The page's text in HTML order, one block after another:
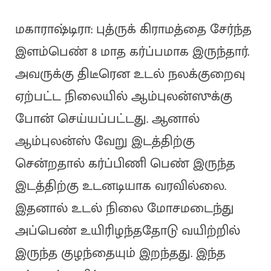
மகாராஷ்டிரா: புத்ருக் கிராமத்தை சேர்ந்த
இளம்பெண் 8 மாத கர்ப்பமாக இருந்தார்.
அவருக்கு திடீரென உடல் நலக்குறைவு
ஏற்பட்ட நிலையில் ஆம்புலன்ஸுக்கு
போன் செய்யப்பட்டது. ஆனால்
ஆம்புலன்ஸ் வேறு இடத்திற்கு
சென்றதால் கர்ப்பிணி பெண் இருந்த
இடத்திற்கு உடனடியாக வரவில்லை.
இதனால் உடல் நிலை மோசமடைந்து
அப்பெண் உயிரிழந்ததோடு வயிற்றில்
இருந்த குழந்தையும் இறந்தது. இந்த